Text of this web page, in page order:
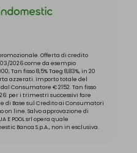
Offerta di credito
2026 come da esempio
Tan fisso 8,5% Taeg 8,83%, in 20
azzerati. Importo totale del
Consumatore € 2152. Tan fisso
per i trimestri successivi fare
Base sul Credito ai Consumatori
on line. Salvo approvazione di
E POOL srl opera quale
Banca S.p.A., non in esclusiva.